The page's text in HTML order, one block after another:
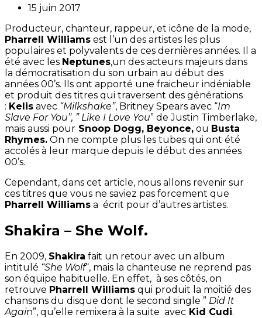
15 juin 2017
Producteur, chanteur, rappeur, et icône de la mode,
Pharrell Williams est l’un des artistes les plus
populaires et polyvalents de ces dernières années. Il a
été avec les Neptunes,un des acteurs majeurs dans
la démocratisation du son urbain au début des
années 00’s. Ils ont apporté une fraicheur indéniable
et produit des titres qui traversent des générations
: Kelis avec “Milkshake”, Britney Spears avec “Im
Slave For You”, ” Like I Love You” de Justin Timberlake,
mais aussi pour Snoop Dogg, Beyonce, ou Busta
Rhymes. On ne compte plus les tubes qui ont été
accolés à leur marque depuis le début des années
00’s.
Cependant, dans cet article, nous allons revenir sur
ces titres que vous ne saviez pas forcement que
Pharrell Williams a écrit pour d’autres artistes.
Shakira – She Wolf.
En 2009, Shakira fait un retour avec un album
intitulé “She Wolf“, mais la chanteuse ne reprend pas
son équipe habituelle. En effet, à ses côtés, on
retrouve Pharrell Williams qui produit la moitié des
chansons du disque dont le second single ” Did It
Again”, qu’elle remixera à la suite avec Kid Cudi.